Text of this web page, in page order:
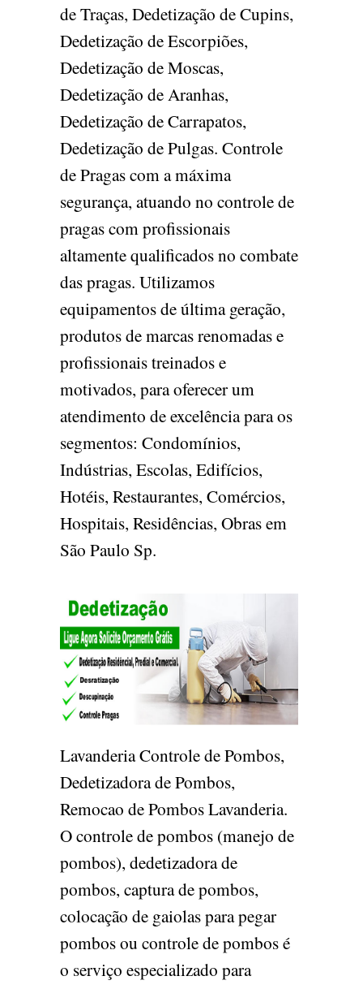
de Traças, Dedetização de Cupins,
Dedetização de Escorpiões,
Dedetização de Moscas,
Dedetização de Aranhas,
Dedetização de Carrapatos,
Dedetização de Pulgas. Controle
de Pragas com a máxima
segurança, atuando no controle de
pragas com profissionais
altamente qualificados no combate
das pragas. Utilizamos
equipamentos de última geração,
produtos de marcas renomadas e
profissionais treinados e
motivados, para oferecer um
atendimento de excelência para os
segmentos: Condomínios,
Indústrias, Escolas, Edifícios,
Hotéis, Restaurantes, Comércios,
Hospitais, Residências, Obras em
São Paulo Sp.
Lavanderia Controle de Pombos,
Dedetizadora de Pombos,
Remocao de Pombos Lavanderia.
O controle de pombos (manejo de
pombos), dedetizadora de
pombos, captura de pombos,
colocação de gaiolas para pegar
pombos ou controle de pombos é
o serviço especializado para